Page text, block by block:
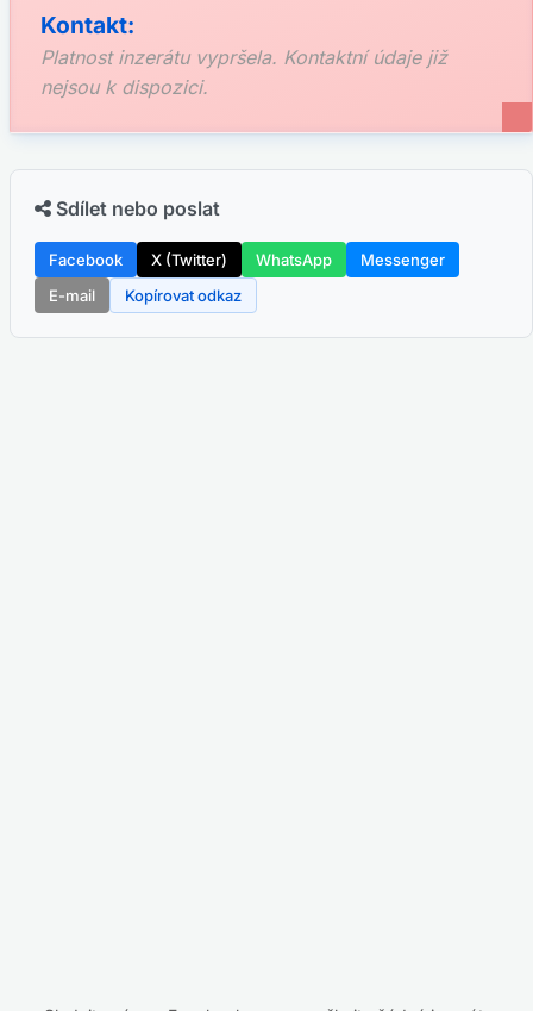
Kontakt:
Platnost inzerátu vypršela. Kontaktní údaje již
nejsou k dispozici.
Sdílet nebo poslat
Facebook X (Twitter) WhatsApp
Messenger
E-mail
Kopírovat odkaz